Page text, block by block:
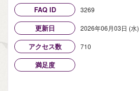
FAQ ID 3269
更新日 2026年06月03日 (水)
アクセス数 710
満足度